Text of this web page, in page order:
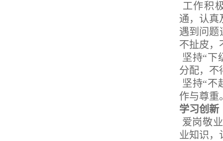
工作积
通，认真
遇到问题
不扯皮，
坚持“下
分配，不
坚持“不
作与尊重
学习创新
爱岗敬
业知识，